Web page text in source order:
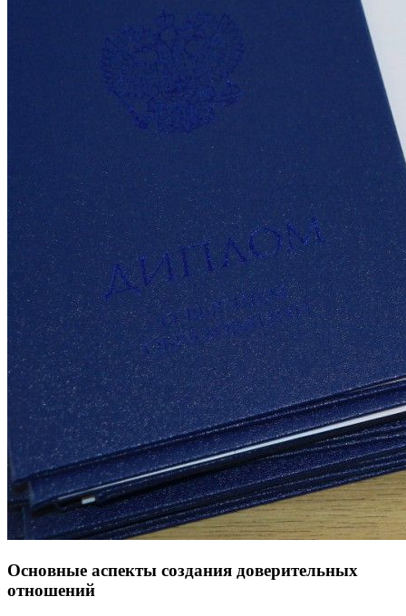
Основные аспекты создания доверительных
отношений